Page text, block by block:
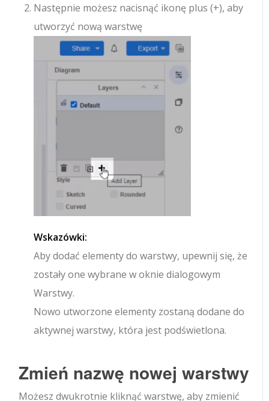
Następnie możesz nacisnąć ikonę plus (+), aby
utworzyć nową warstwę
Wskazówki:
Aby dodać elementy do warstwy, upewnij się, że
zostały one wybrane w oknie dialogowym
Warstwy.
Nowo utworzone elementy zostaną dodane do
aktywnej warstwy, która jest podświetlona.
Zmień nazwę nowej warstwy
Możesz dwukrotnie kliknąć warstwę, aby zmienić